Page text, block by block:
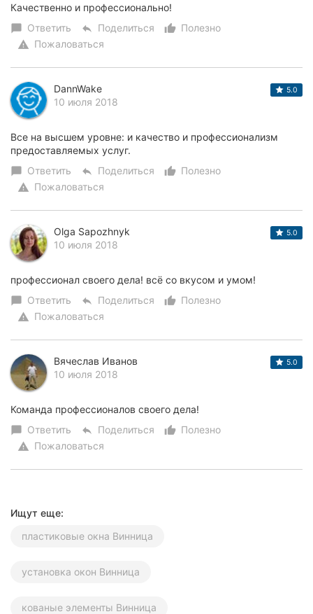
Ужгород
Карпаты
Качественно и профессионально!
chat_bubble Ответить reply Поделиться thumb_up_alt
Полезно
warning Пожаловаться
DannWake
10 июля 2018
5.0
Все на высшем уровне: и качество и профессионализм
предоставляемых услуг.
chat_bubble Ответить reply Поделиться thumb_up_alt
Полезно
warning Пожаловаться
Olga Sapozhnyk
10 июля 2018
5.0
профессионал своего дела! всё со вкусом и умом!
chat_bubble Ответить reply Поделиться thumb_up_alt
Полезно
warning Пожаловаться
Вячеслав Иванов
10 июля 2018
5.0
Команда профессионалов своего дела!
chat_bubble Ответить reply Поделиться thumb_up_alt
Полезно
warning Пожаловаться
Ищут еще:
пластиковые окна Винница
установка окон Винница
кованые элементы Винница